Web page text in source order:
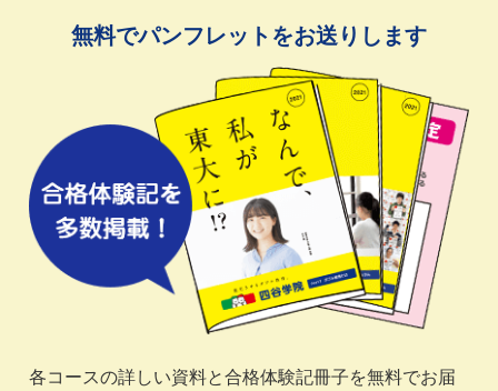
無料でパンフレットをお送りします
各コースの詳しい資料と合格体験記冊子を無料でお届